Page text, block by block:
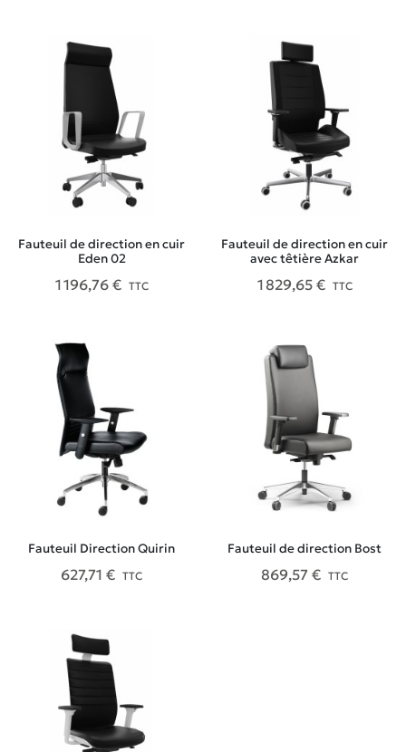
Fauteuil de direction en cuir
Eden 02
1 196,76 € TTC
Fauteuil de direction en cuir
avec têtière Azkar
1 829,65 € TTC
Fauteuil Direction Quirin
627,71 € TTC
Fauteuil de direction Bost
869,57 € TTC